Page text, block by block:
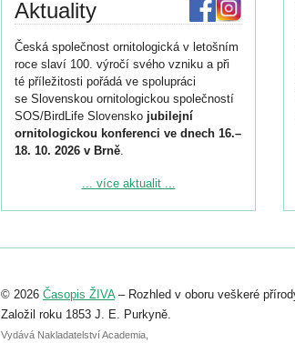
Aktuality
Česká společnost ornitologická v letošním
roce slaví 100. výročí svého vzniku a při
té příležitosti pořádá ve spolupráci
se Slovenskou ornitologickou společností
SOS/BirdLife Slovensko jubilejní
ornitologickou konferenci ve dnech 16.–
18. 10. 2026 v Brně.
Podrobnější informace ke konferenci
Registrovat se můžete do 6. září.
abstraktu přihlášené přednášky nebo
posteru je už 30. června.
... více aktualit ...
© 2026 Časopis ŽIVA– Rozhled v oboru veškeré
Založil roku 1853 J. E. Purkyně.
Vydává Nakladatelství Academia,